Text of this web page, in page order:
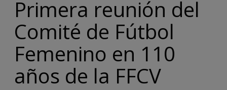
Primera reunión del
Comité de Fútbol
Femenino en 110
años de la FFCV